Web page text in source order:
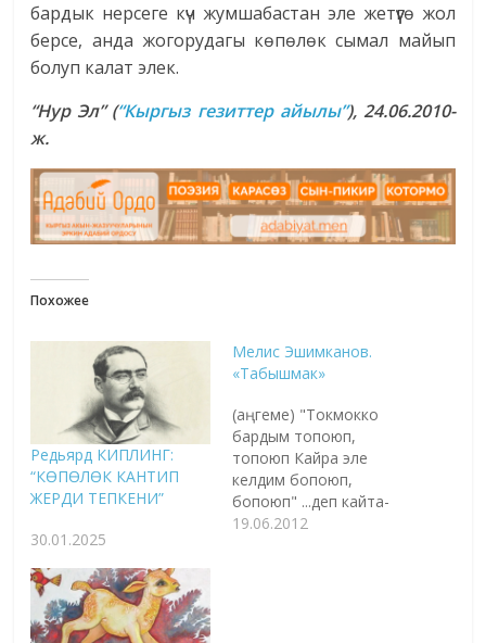
бардык нерсеге күч жумшабастан эле жетүүгө жол
берсе, анда жогорудагы көпөлөк сымал майып
болуп калат элек.
“Нур Эл” (“Кыргыз гезиттер айылы”), 24.06.2010-
ж.
Похожее
Редьярд КИПЛИНГ:
“КӨПӨЛӨК КАНТИП
ЖЕРДИ ТЕПКЕНИ”
30.01.2025
Мелис Эшимканов.
«Табышмак»
(аңгеме) "Токмокко
бардым топоюп,
топоюп Кайра эле
келдим бопоюп,
бопоюп" ...деп кайта-
кайта ырдаар берээр
19.06.2012